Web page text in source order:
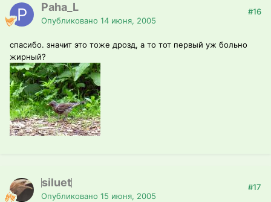
Paha_L
Опубликовано 14 июня, 2005
#16
спасибо. значит это тоже дрозд, а то тот первый уж больно
жирный?
siluet
Опубликовано 15 июня, 2005
#17